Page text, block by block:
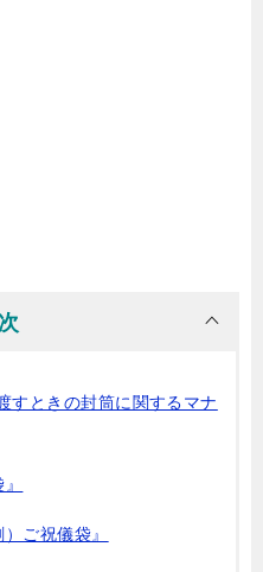
すときの封筒に関するマナ
ご祝儀袋』